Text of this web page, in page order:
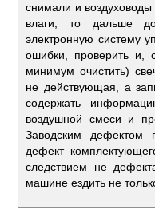
снимали и
влаги, то дальше
электронную систему
ошибки, проверить и,
минимум очистить)
не действующая, а
содержать
воздушной смеси и
Заводским дефектом
дефект
следствием не
машине ездить не